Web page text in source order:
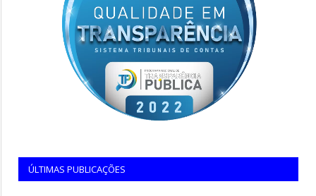
ÚLTIMAS PUBLICAÇÕES